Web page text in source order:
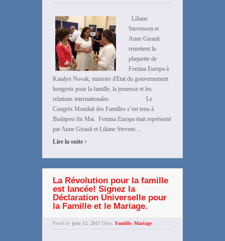
Liliane
Stevenson et
Anne Girault
remettent la
plaquette de
Femina Europa à
Katalyn Novak, ministre d'Etat du gouvernement
hongrois pour la famille, la jeunesse et les
relations internationales. Le
Congrès Mondial des Familles s’est tenu à
Budapest fin Mai. Femina Europa était représenté
par Anne Girault et Liliane Stevens ...
Lire la suite ›
La Révolution pour la famille
est lancée! Signez la
Déclaration Universelle pour
la Famille et le Mariage.
Posté le: juin 12, 2017 Dans: Famille, Mariage